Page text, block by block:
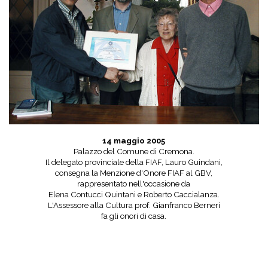
14 maggio 2005
Palazzo del Comune di Cremona.
Il delegato provinciale della FIAF, Lauro Guindani,
consegna la Menzione d'Onore FIAF al GBV,
rappresentato nell'occasioneda
Elena Contucci Quintani e Roberto Caccialanza.
L'Assessore alla Cultura prof. Gianfranco Berneri
fa gli onori di casa.